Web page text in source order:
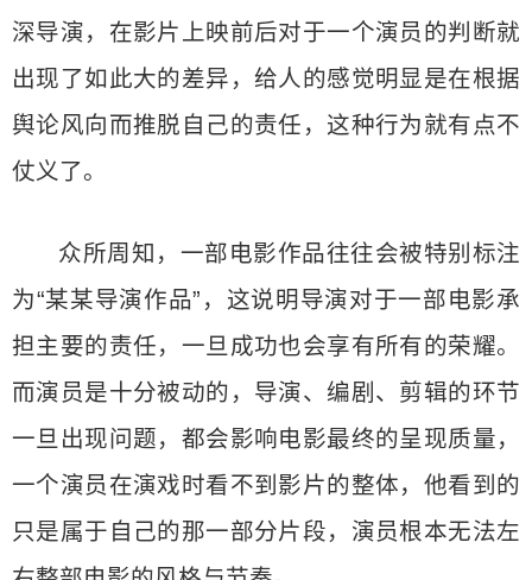
深导演，在影片上映前后对于一个演员的判断就
出现了如此大的差异，给人的感觉明显是在根据
舆论风向而推脱自己的责任，这种行为就有点不
仗义了。
众所周知，一部电影作品往往会被特别标注
为“某某导演作品”，这说明导演对于一部电影承
担主要的责任，一旦成功也会享有所有的荣耀。
而演员是十分被动的，导演、编剧、剪辑的环节
一旦出现问题，都会影响电影最终的呈现质量，
一个演员在演戏时看不到影片的整体，他看到的
只是属于自己的那一部分片段，演员根本无法左